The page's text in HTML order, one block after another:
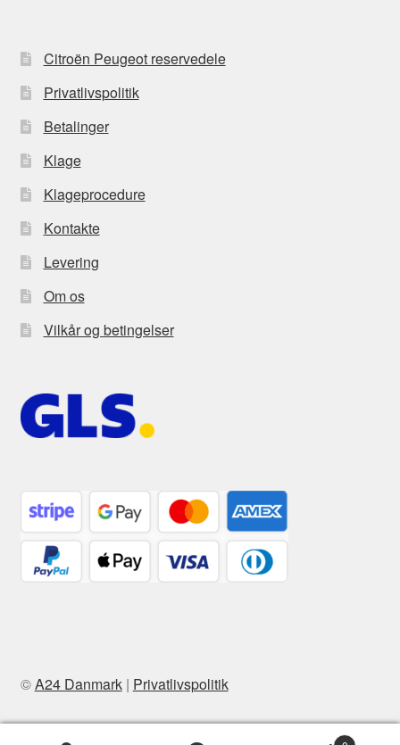
Citroën Peugeot reservedele
Privatlivspolitik
Betalinger
Klage
Klageprocedure
Kontakte
Levering
Om os
Vilkår og betingelser
©A24 Danmark| Privatlivspolitik